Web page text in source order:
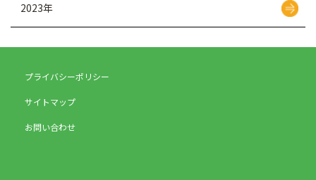
2023年
プライバシーポリシー
サイトマップ
お問い合わせ